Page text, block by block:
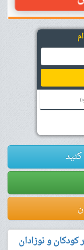
و نوزادان